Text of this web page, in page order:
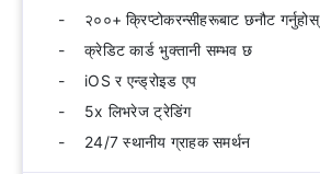
२००+ क्रिप्टोकरन्सीहरूबाट छनौट गर्नुहोस्
क्रेडिट कार्ड भुक्तानी सम्भव छ
iOS र एन्ड्रोइड एप
5x लिभरेज ट्रेडिंग
24/7 स्थानीय ग्राहक समर्थन